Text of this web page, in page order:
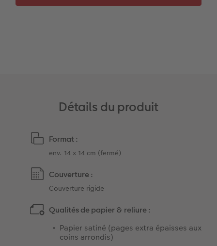
Détails du produit
Format :
env. 14 x 14 cm (fermé)
Couverture :
Couverture rigide
Qualités de papier & reliure :
Papier satiné (pages extra épaisses aux
coins arrondis)